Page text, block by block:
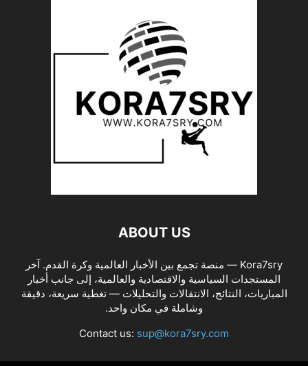
ABOUT US
Kora7sry — منصة تجمع بين الأخبار العالمية وكرة القدم. آخر
المستجدات السياسية والاقتصادية والعالمية، إلى جانب أخبار
المباريات، النتائج، الانتقالات والتحليلات — تغطية سريعة، دقيقة
وشاملة في مكان واحد.
Contact us: sup@kora7sry.com